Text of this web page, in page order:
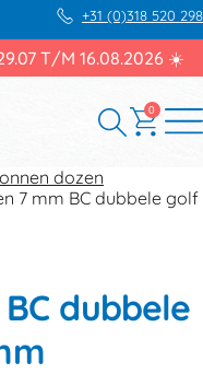
+31 (0)318 520 298
T/M 16.08.2026 ☀️
0
dozen
7 mm BC dubbele golf
dubbele